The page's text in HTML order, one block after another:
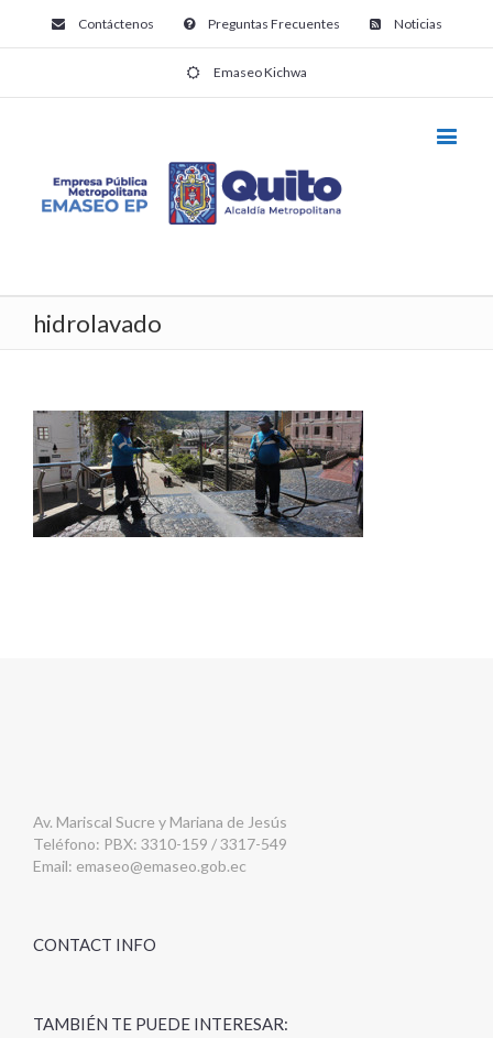
Contáctenos Preguntas Frecuentes Noticias
Emaseo Kichwa
hidrolavado
Av. Mariscal Sucre y Mariana de Jesús
Teléfono: PBX: 3310-159 / 3317-549
Email: emaseo@emaseo.gob.ec
CONTACT INFO
TAMBIÉN TE PUEDE INTERESAR: